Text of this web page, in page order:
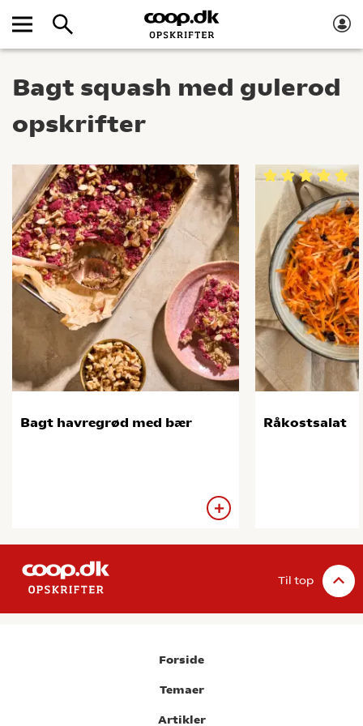
Bagt squash med gulerod
opskrifter
Bagt havregrød med bær Råkostsalat
Til top
Forside
Temaer
Artikler